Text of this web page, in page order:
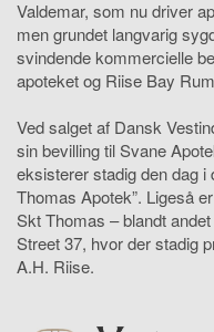
Valdemar, som nu driver
men grundet langvarig
svindende kommercielle
apoteket og Riise Bay
Ved salget af Dansk
sin bevilling til Svane
eksisterer stadig den dag i
Thomas Apotek”. Ligeså
Skt Thomas – blandt
Street 37, hvor der stadig
A.H. Riise.